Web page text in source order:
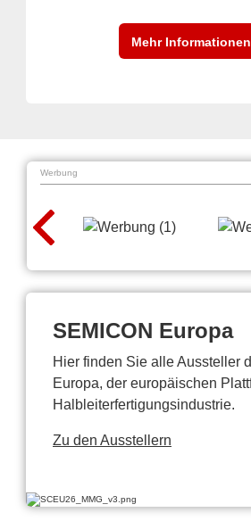
Mehr Informationen
Werbung
SEMICON Europa
Hier finden Sie alle Aussteller
Europa, der europäischen
Halbleiterfertigungsindustrie.
Zu den Ausstellern